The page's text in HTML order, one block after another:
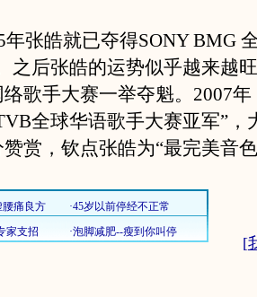
皓就已夺得SONY BMG
之后张皓的运势似乎越来越
歌手大赛一举夺魁。2007
全球华语歌手大赛亚军”，
赏，钦点张皓为“最完美音
[